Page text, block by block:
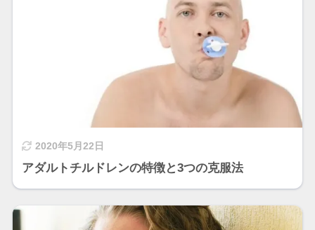
2020年5月22日
アダルトチルドレンの特徴と3つの克服法